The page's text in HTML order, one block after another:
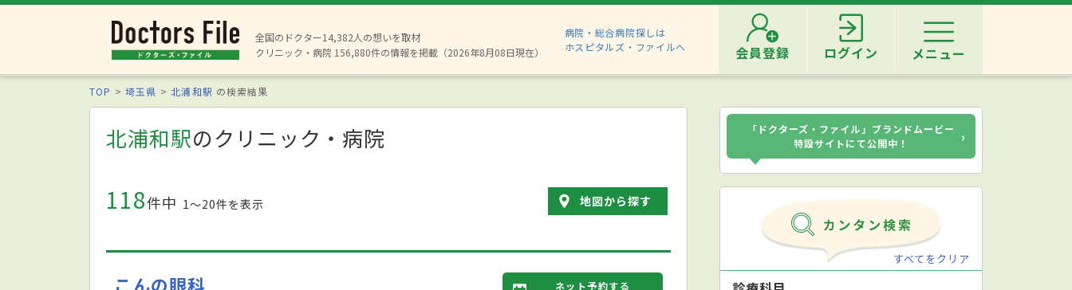
全国のドクター14,382人の想いを取材
クリニック・病院 156,880件の情報を掲載（2026年8月08日現在）
病院・総合病院探しは
ホスピタルズ・ファイルへ
会員登録 ログイン メニュー
TOP 埼玉県 北浦和駅 の検索結果
北浦和駅のクリニック・病院
118件中 1〜20件を表示 地図から探す
こんの眼科 ネット予約する
「ドクターズ・ファイル」ブランドムービー
特設サイトにて公開中！
›
すべてをクリア